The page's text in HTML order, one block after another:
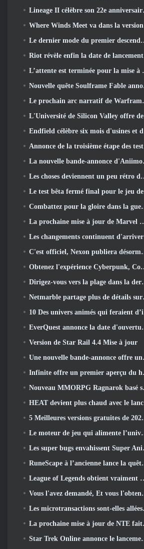
Lineage II célèbre son 22e anniversaire avec un album vinyle en édition collector
Where Winds Meet va dans la version "Eastern Steampunk" 2.0
Le dernier mode du premier descendant rassemble les batailles difficiles d'interception du vide et les profondeurs.
Riot révèle enfin la date de lancement du mode classique de League Of Legends
L’attente est terminée pour la mise à jour du logement des grands joueurs de RuneScape
Nouvelle quête Soulframe Fable annoncée
Le prochain arc narratif de Warframe emmène les joueurs vers une toute nouvelle carte des étoiles, Le système Tau
L'Université de Silicon Valley offre des bourses pour les jeux et certaines des exigences sont intéressantes
Endfield célèbre six mois d'usines et de tyroliennes lors de sa prochaine mise à jour
Annonce de la troisième étape des tests bêta fermés des batailles d'infanterie de War Thunder
La nouvelle bande-annonce d'Aniimo sort avec le lancement du dernier test bêta fermé
Les choses deviennent un peu rétro dans la saison des finales 11 Mise à jour
Le test bêta fermé final pour le jeu de tir F2P de Nexon Sudden Attack Zero Point a débuté aujourd'hui
Combattez pour la gloire dans la guerre des serveurs de Lineage II
La prochaine mise à jour de Marvel Rivals amène le combat contre les dieux
Les changements continuent d'arriver dans RuneScape. Cette fois, c'est le logement des joueurs
C'est officiel, Nexon publiera désormais Overwatch en Corée du Sud
Obtenez l'expérience Cyberpunk, Complet avec la cyberpsychose, Dans le prochain événement crossover d’Apex Legends
Dirigez-vous vers la plage dans la dernière mise à jour de Palia
Netmarble partage plus de détails sur le prochain jeu de mise à niveau solo, Mise à niveau en solo: KARMA à l’Anime Expo
10 Des univers animés qui feraient d’incroyables MMO
EverQuest annonce la date d'ouverture du deuxième 2026 Serveur d'extension temporisé
Version de Star Rail 4.4 Mise à jour
Une nouvelle bande-annonce offre un aperçu du gameplay de Silver Palace
Infinite offre un premier aperçu du héros ressemblant à une sirène à venir dans le printemps-été 2013: Lumière du soir
Nouveau MMORPG Ragnarok basé sur un navigateur, L'univers Ragnarok annoncé
HEAT devient plus chaud avec le lancement d'une nouvelle carte du désert
5 Meilleures versions gratuites de 2025, Vaut-il toujours la peine d'y jouer 2026?
Le moteur de jeu qui alimente l’univers mono-fragment d’Eve Online est désormais open source
Les super bugs envahissent Super Animal Royale dans la mise à jour « Super Natural »
RuneScape à l’ancienne lance la quête du grand maître « La Lune de sang se lève », Mettre fin à une série de quêtes de 20 ans
League of Legends obtient vraiment un mode classique
Vous l'avez demandé, Et vous l'obtenez. Les guildes sont maintenant disponibles dans Eterspire
Les microtransactions sont-elles allées trop loin dans les jeux gratuits?
La prochaine mise à jour de NTE fait un petit détour dans un jeu de table fantastique
Star Trek Online annonce le lancement de la prochaine saison « Undiscovered »